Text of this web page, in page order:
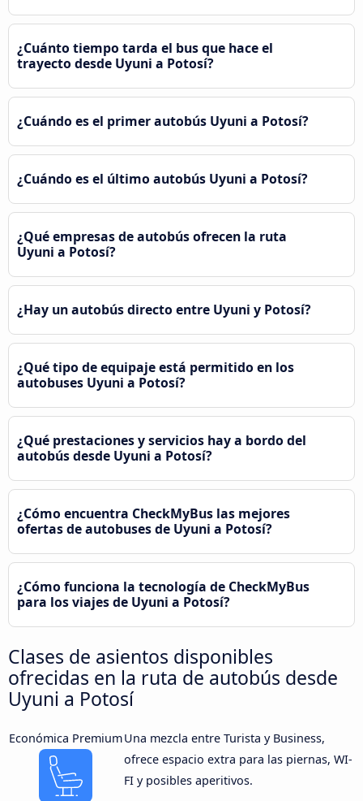
¿Cuánto tiempo tarda el bus que hace el
trayecto desde Uyuni a Potosí?
¿Cuándo es el primer autobús Uyuni a Potosí?
¿Cuándo es el último autobús Uyuni a Potosí?
¿Qué empresas de autobús ofrecen la ruta
Uyuni a Potosí?
¿Hay un autobús directo entre Uyuni y Potosí?
¿Qué tipo de equipaje está permitido en los
autobuses Uyuni a Potosí?
¿Qué prestaciones y servicios hay a bordo del
autobús desde Uyuni a Potosí?
¿Cómo encuentra CheckMyBus las mejores
ofertas de autobuses de Uyuni a Potosí?
¿Cómo funciona la tecnología de CheckMyBus
para los viajes de Uyuni a Potosí?
Clases de asientos disponibles
ofrecidas en la ruta de autobús desde
Uyuni a Potosí
Económica PremiumUna mezcla entre Turista y Business,
ofrece espacio extra para las piernas, WI-
FI y posibles aperitivos.